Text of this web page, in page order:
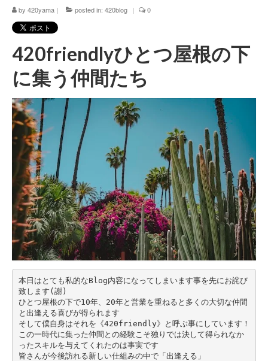
Instagram:420shibuya_official
About:FOUR TWENTY SHIBUYA
YouTube:420shibuya
420 Blog Full
www.h4wp.com
420friendly 通販
by 420yama | posted in: 420blog | 0
420friendlyひとつ屋根の下
に集う仲間たち
本日はとても私的なBlog内容になってしまいます事を先にお詫び
致します(謝)
ひとつ屋根の下で10年、20年と営業を重ねると多くの大切な仲間
と出逢える喜びが得られます
そして僕自身はそれを《420friendly》と呼ぶ事にしています！
この一時代に集った仲間との経験こそ独りでは決して得られなか
ったスキルを与えてくれたのは事実です
皆さんが今後訪れる新しい仕組みの中で「出逢える」